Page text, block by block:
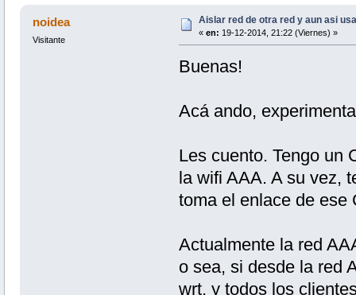
noidea
Visitante
Aislar red de otra red y aun asi
« en: 19-12-2014, 21:22 (Viernes) »
Buenas!
Acá ando,
Les cuento. Tengo un
la wifi AAA. A su vez,
toma el enlace de ese
Actualmente la red
o sea, si desde la red
wrt, y todos los